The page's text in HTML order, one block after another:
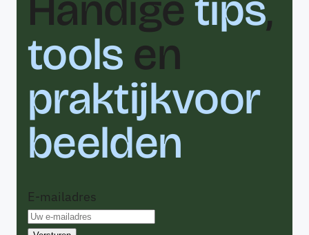
tools en
praktijkvoor
beelden
E-mailadres